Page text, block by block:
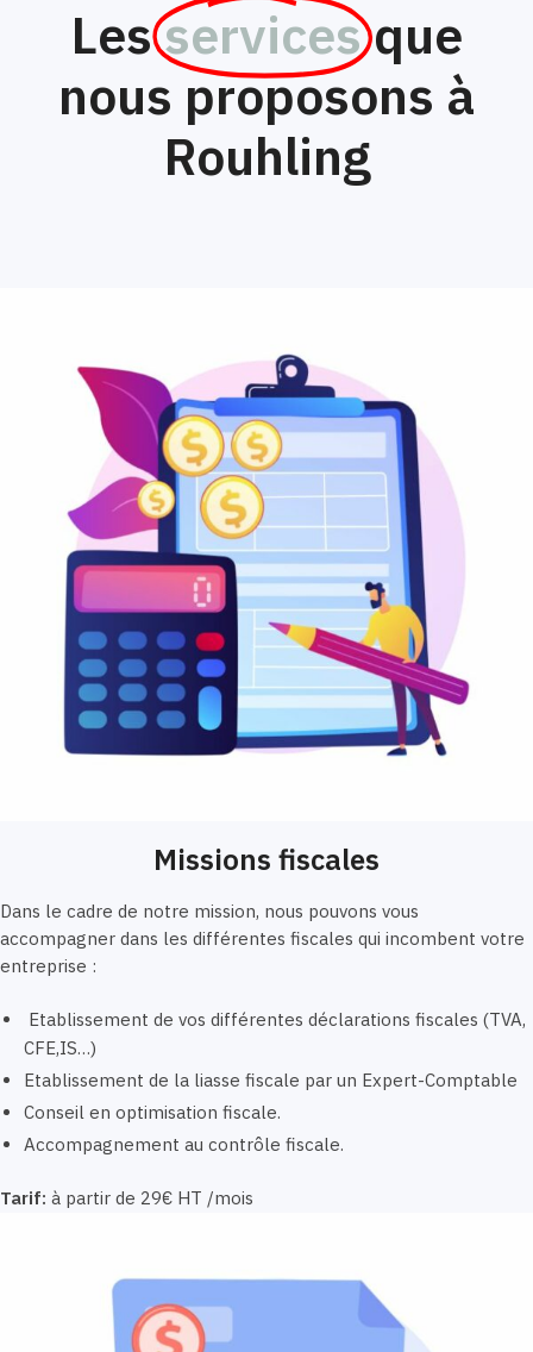
Lesservices que
nous proposons à
Rouhling
Missions fiscales
Dans le cadre de notre mission, nous pouvons vous
accompagner dans les différentes fiscales qui incombent votre
entreprise :
Etablissement de vos différentes déclarations fiscales (TVA,
CFE,IS…)
Etablissement de la liasse fiscale par un Expert-Comptable
Conseil en optimisation fiscale.
Accompagnement au contrôle fiscale.
Tarif: à partir de 29€ HT /mois